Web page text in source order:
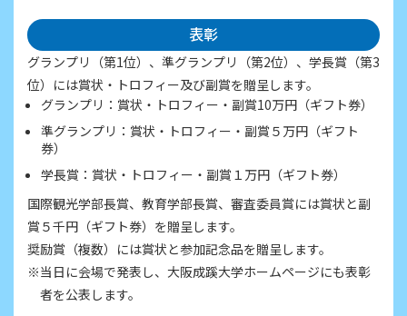
表彰
グランプリ（第1位）、準グランプリ（第2位）、学長賞（第3
位）には賞状・トロフィー及び副賞を贈呈します。
グランプリ：賞状・トロフィー・副賞10万円（ギフト券）
準グランプリ：賞状・トロフィー・副賞５万円（ギフト
券）
学長賞：賞状・トロフィー・副賞１万円（ギフト券）
国際観光学部長賞、教育学部長賞、審査委員賞には賞状と副
賞５千円（ギフト券）を贈呈します。
奨励賞（複数）には賞状と参加記念品を贈呈します。
※当日に会場で発表し、大阪成蹊大学ホームページにも表彰
者を公表します。